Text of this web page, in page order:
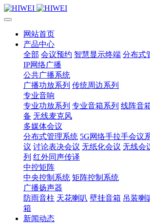
网站首页
产品中心
全部 会议预约 智慧显示终端 分布式
IP网络广播
公共广播系统
广播功放系列 传统周边系列
专业音响
专业功放系列 专业音箱系列 线阵音
备 无线麦克风
多媒体会议
分布式管理系统 5G网络手拉手会议
议 讨论表决会议 无纸化会议 无线会
列 红外同声传译
中控矩阵
中央控制系统 矩阵控制系统
广播扬声器
防雨音柱 天花喇叭 壁挂音箱 吊装喇
箱
新闻动态